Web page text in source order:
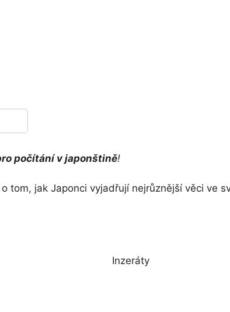
počítání v japonštině!
tom, jak Japonci vyjadřují nejrůznější věci ve
Inzeráty